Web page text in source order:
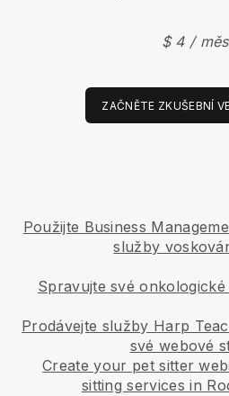
$ 4 /
ZAČNĚTE ZKUŠEBNÍ
Použijte Business
služby
Spravujte své
Prodávejte služby Harp
své webové
Create your pet sitter
sitting services in